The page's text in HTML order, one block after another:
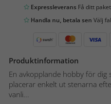
Expressleverans Få ditt
Handla nu, betala sen Välj
Produktinformation
En avkopplande hobby för dig
placerar enkelt ut stenarna
vanli...